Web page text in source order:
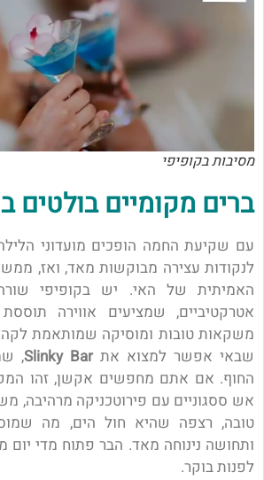
מסיבות בקופיפי
ברים מקומיים בולטים
עם שקיעת החמה הופכים מועדוני
לנקודות עצירה מבוקשות מאד, ואז,
האמיתית של האי. יש בקופיפי
אטרקטיביים, שמציעים אווירה
משקאות טובות ומוסיקה שמותאמת
שבאי אפשר למצוא אתSlinky Bar
,
החוף. אם אתם מחפשים אקשן, זהו
אש ססגוניים עם פירוטכניקה מרהיבה,
טובה, רצפה שהיא חול הים, מה
לפנות בוקר.